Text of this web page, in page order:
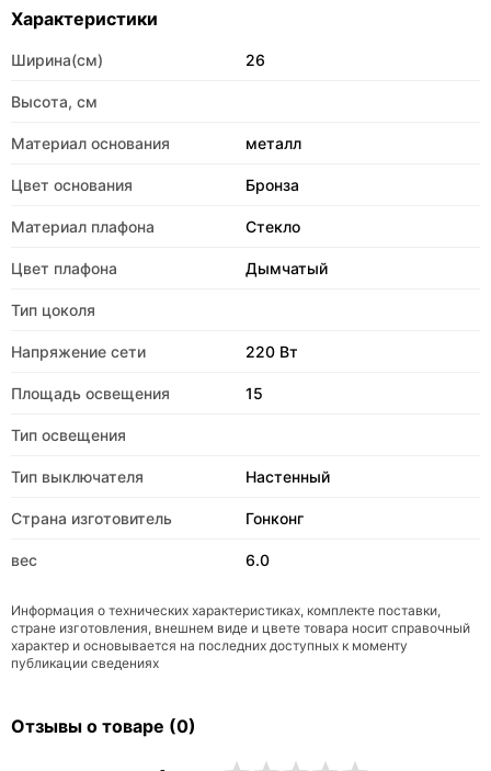
Характеристики
Ширина(см) 26
Высота, см
Материал основания металл
Цвет основания Бронза
Материал плафона Стекло
Цвет плафона Дымчатый
Тип цоколя
Напряжение сети 220 Вт
Площадь освещения 15
Тип освещения
Тип выключателя Настенный
Страна изготовитель Гонконг
вес 6.0
Информация о технических характеристиках, комплекте поставки,
стране изготовления, внешнем виде и цвете товара носит справочный
характер и основывается на последних доступных к моменту
публикации сведениях
Отзывы о товаре (0)